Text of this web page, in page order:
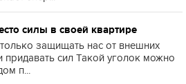
силы в своей квартире
защищать нас от внешних
придавать сил Такой уголок можно
п...